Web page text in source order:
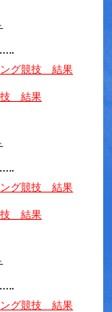
ング競技 結果
技 結果
ング競技 結果
技 結果
ング競技 結果